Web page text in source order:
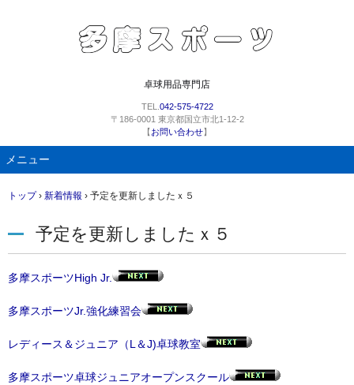
卓球用品専門店
TEL. 042-575-4722
〒186-0001 東京都国立市北1-12-2
【お問い合わせ】
メニュー
ン
ン
ツ
ス
ッ
トップ › 新着情報 › 予定を更新しましたｘ５
予定を更新しましたｘ５
多摩スポーツHigh Jr.
多摩スポーツJr.強化練習会
レディース＆ジュニア（L＆J)卓球教室
多摩スポーツ卓球ジュニアオープンスクール